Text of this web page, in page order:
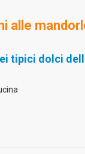
alle
tipici dolci